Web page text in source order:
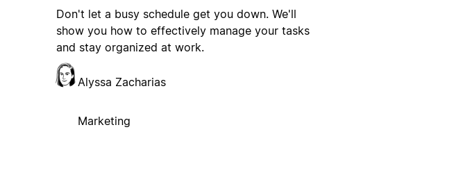
Don't let a busy schedule get you down. We'll
show you how to effectively manage your tasks
and stay organized at work.
Alyssa Zacharias
Marketing